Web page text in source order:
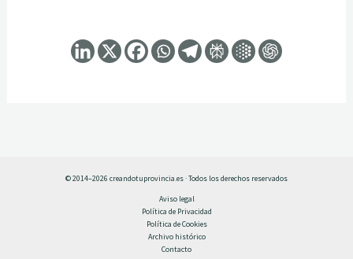
© 2014–2026 creandotuprovincia.es · Todos los derechos reservados
Aviso legal
Política de Privacidad
Política de Cookies
Archivo histórico
Contacto